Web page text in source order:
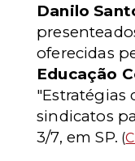
Danilo
oferecidas
Educação
"Estratégias
sindicatos
3/7, em SP. (